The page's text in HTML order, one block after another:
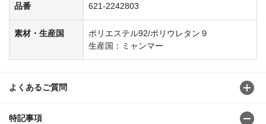
品番 621-2242803
素材・生産国
ポリエステル92/ポリウレタン９
生産国：ミャンマー
よくあるご質問
特記事項